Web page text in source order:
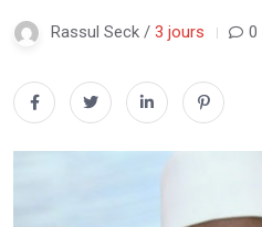
Rassul Seck / 3 jours 0